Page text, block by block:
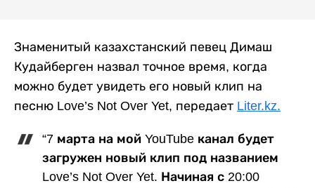
Знаменитый казахстанский певец Димаш
Кудайберген назвал точное время, когда
можно будет увидеть его новый клип на
песню Love’s Not Over Yet, передает Liter.kz.
“7 марта на мой YouTube канал будет
загружен новый клип под названием
Love’s Not Over Yet. Начиная с 20:00